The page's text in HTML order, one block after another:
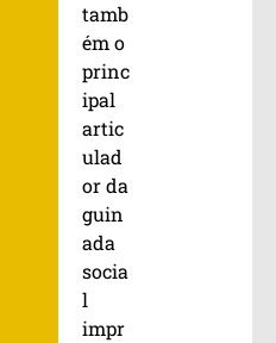
tamb
ém o
princ
ipal
artic
ulad
or da
guin
ada
socia
l
impr